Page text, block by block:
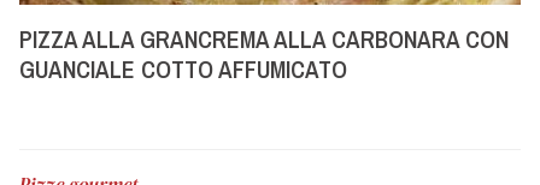
PIZZA ALLA GRANCREMA ALLA CARBONARA CON
GUANCIALE COTTO AFFUMICATO